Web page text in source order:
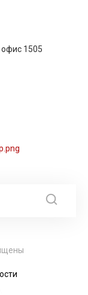
офис 1505